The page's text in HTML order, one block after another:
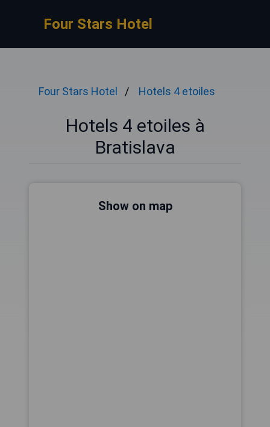
Four Stars Hotel
Four Stars Hotel Hotels 4 etoiles
Hotels 4 etoiles à
Bratislava
Show on map